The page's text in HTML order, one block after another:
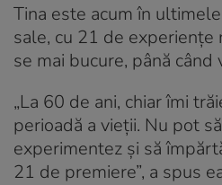
Tina este acum în
sale, cu 21 de experiențe
se mai bucure, până
„La 60 de ani, chiar îmi
perioadă a vieții. Nu pot
experimentez și să
21 de premiere”, a spus